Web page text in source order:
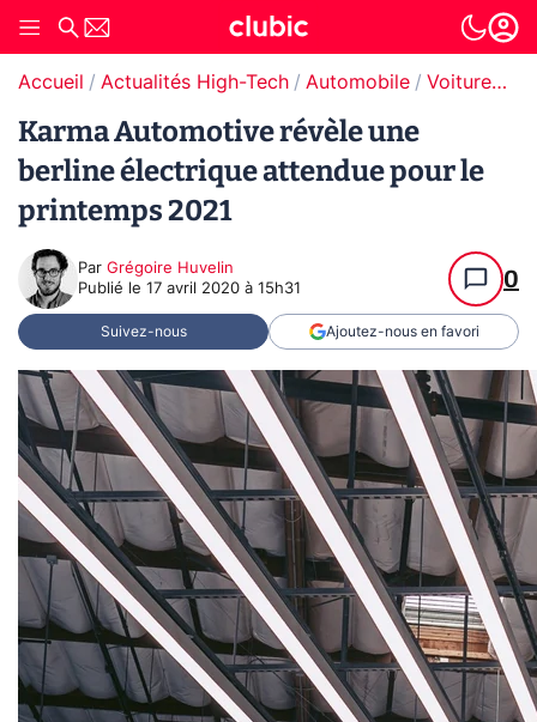
Accueil Actualités High-Tech Automobile Voitures électriques
Karma Automotive révèle une
berline électrique attendue pour le
printemps 2021
Par Grégoire Huvelin
Publié le 17 avril 2020 à 15h31 0
Suivez-nous Ajoutez-nous en favori